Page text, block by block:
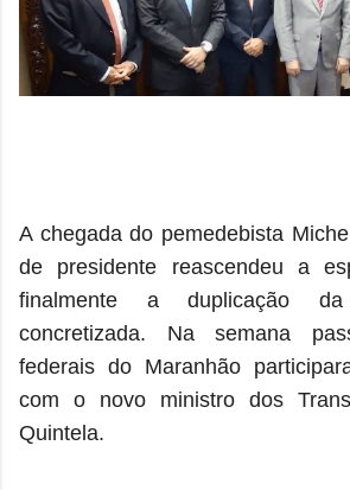
A chegada do pemedebista
de presidente reascendeu a
finalmente a duplicação
concretizada. Na semana
federais do Maranhão
com o novo ministro dos
Quintela.